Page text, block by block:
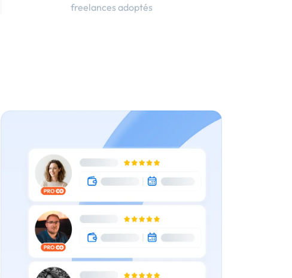
freelances adoptés